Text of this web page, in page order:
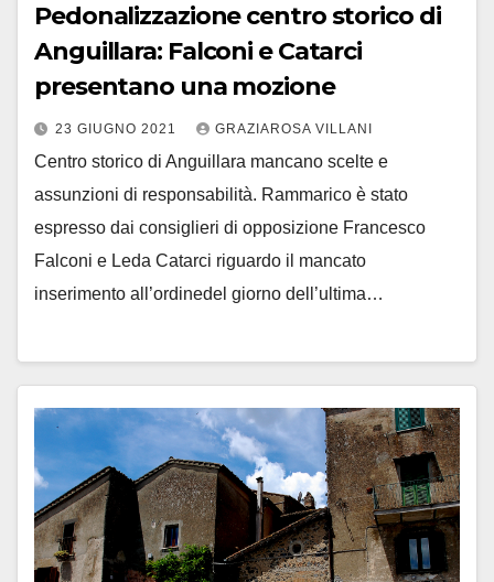
Pedonalizzazione centro storico di
Anguillara: Falconi e Catarci
presentano una mozione
23 GIUGNO 2021 GRAZIAROSA VILLANI
Centro storico di Anguillara mancano scelte e
assunzioni di responsabilità. Rammarico è stato
espresso dai consiglieri di opposizione Francesco
Falconi e Leda Catarci riguardo il mancato
inserimento all’ordinedel giorno dell’ultima…